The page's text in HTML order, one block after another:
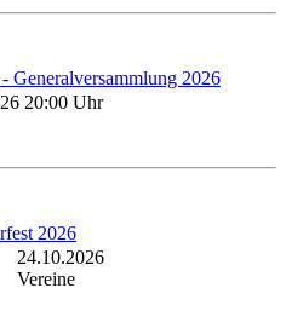
Generalversammlung 2026
20:00 Uhr
2026
24.10.2026
Vereine